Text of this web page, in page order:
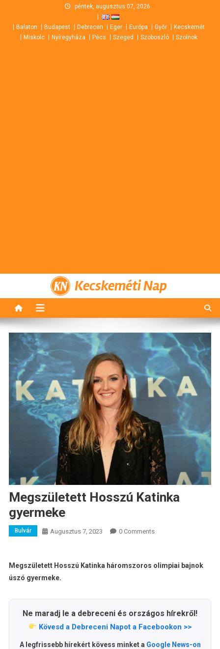
content
péntek, augusztus 07, 2026
Balaton Budapest Debrecen Eger Európa Győr
Kecskemét
Miskolc
Nyíregyháza Pécs Szeged Szoboszló Szolnok
Kecskeméti Nap
Megszületett Hosszú Katinka
gyermeke
Bulvár Augusztus 7, 2023 0 Comments
Megszületett Hosszú Katinka háromszoros olimpiai bajnok
úszó gyermeke.
Ne maradj le a debreceni és országos hírekről!
Kövesd a Debreceni Napot a Facebookon >>
A legfrissebb hírekért kövess minket a Google News-on